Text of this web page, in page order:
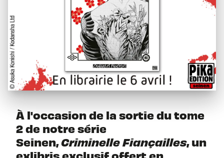
À l'occasion de la sortie du tome
2 de notre série
Seinen,Criminelle Fiançailles, un